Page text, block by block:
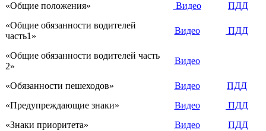
«Общие положения» Видео
ПДД
«Общие обязанности водителей
часть1»
Видео ПДД
«Общие обязанности водителей часть
2»
Видео
«Обязанности пешеходов» Видео
ПДД
«Предупреждающие знаки»
Видео
ПДД
«Знаки приоритета»
Видео
ПДД